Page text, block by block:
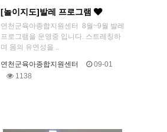
[놀이지도]발레 프로그램
​연천군육아종합지원센터 8월~9월 발레
프로그램을 운영중 입니다. 스트레칭하
며 몸의 유연성을 ..
연천군육아종합지원센터
09-01
1138